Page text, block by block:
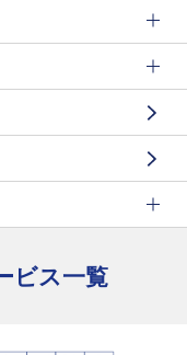
ビス一覧